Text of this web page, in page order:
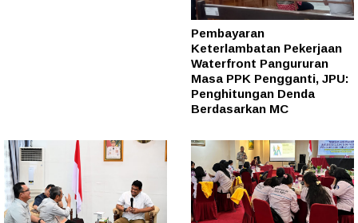
Pembayaran
Keterlambatan Pekerjaan
Waterfront Pangururan
Masa PPK Pengganti, JPU:
Penghitungan Denda
Berdasarkan MC